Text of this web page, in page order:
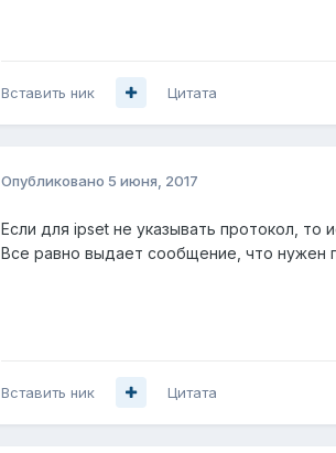
Вставить ник Цитата
Опубликовано 5 июня, 2017
Если для ipset не указывать протокол, то
Все равно выдает сообщение, что нужен
Вставить ник Цитата